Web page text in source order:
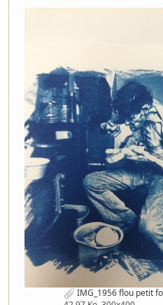
IMG_1956 flou petit